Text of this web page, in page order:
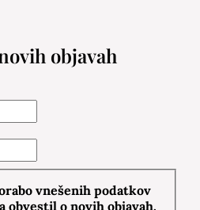
objavah
vnešenih podatkov
obvestil o novih objavah.